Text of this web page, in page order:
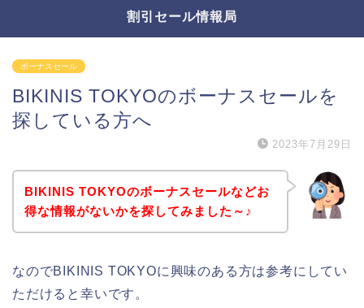
割引セール情報局
ボーナスセール
BIKINIS TOKYOのボーナスセールを
探している方へ
2023年7月29日
BIKINIS TOKYOのボーナスセールなどお
得な情報がないかを探してみました～♪
なのでBIKINIS TOKYOに興味のある方は参考にしてい
ただけると幸いです。